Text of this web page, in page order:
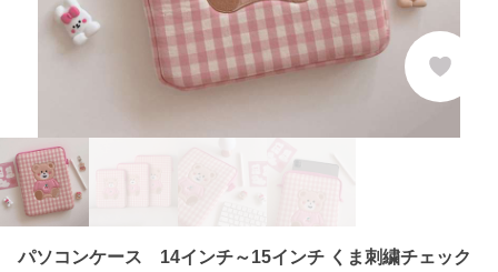
パソコンケース 14インチ～15インチ くま刺繍チェック